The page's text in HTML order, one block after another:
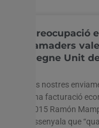
Preocupació
ramaders
Regne Unit
Els nostres
una facturació
2015 Ramón
assenyala que